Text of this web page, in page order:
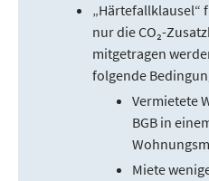
„Härtefallklausel“
nur die CO₂-
mitgetragen
folgende
Vermietete
BGB in
Miete